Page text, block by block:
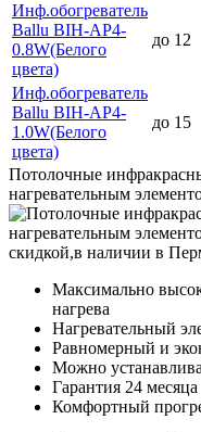
Инф.обогреватель
Ballu BIH-AP4-
0.8W(Белого
цвета)
до 12
Инф.обогреватель
Ballu BIH-AP4-
1.0W(Белого
цвета)
до 15
Потолочные
нагревательным
Максимально
нагрева
Нагревательный
Равномерный и
Можно
Гарантия 24 месяца
Комфортный